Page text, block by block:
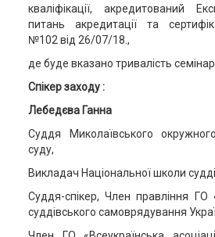
кваліфікації, акредитований
питань акредитації та
№102 від 26/07/18.,
де буде вказано тривалість
Спікер заходу :
Лебедєва Ганна
Суддя Миколаївського
суду,
Викладач Національної школи
Суддя-спікер, Член правління ГО
суддівського самоврядування